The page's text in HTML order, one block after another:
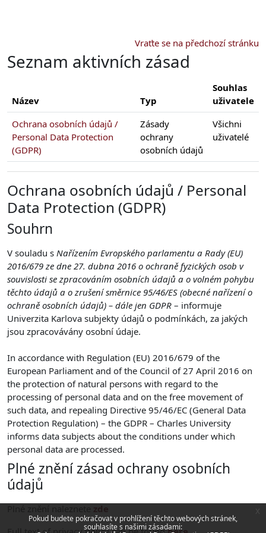
Pokud budete pokračovat v prohlížení těchto webových stránek,
souhlasíte s našimi zásadami:
Vraťte se na předchozí stránku
Seznam aktivních zásad
Název Typ
Souhlas
uživatele
Ochrana osobních údajů /
Personal Data Protection
(GDPR)
Zásady
ochrany
osobních údajů
Všichni
uživatelé
Ochrana osobních údajů / Personal
Data Protection (GDPR)
Souhrn
V souladu s Nařízením Evropského parlamentu a Rady (EU)
2016/679 ze dne 27. dubna 2016 o ochraně fyzických osob v
souvislosti se zpracováním osobních údajů a o volném pohybu
těchto údajů a o zrušení směrnice 95/46/ES (obecné nařízení o
ochraně osobních údajů) – dále jen GDPR – informuje
Univerzita Karlova subjekty údajů o podmínkách, za jakých
jsou zpracovávány osobní údaje.
In accordance with Regulation (EU) 2016/679 of the
European Parliament and of the Council of 27 April 2016 on
the protection of natural persons with regard to the
processing of personal data and on the free movement of
such data, and repealing Directive 95/46/EC (General Data
Protection Regulation) – the GDPR – Charles University
informs data subjects about the conditions under which
personal data are processed.
Plné znění zásad ochrany osobních
údajů
zde